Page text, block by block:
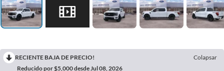
RECIENTE BAJA DE PRECIO!
Colapsar
Reducido por $5,000 desde Jul 08, 2026